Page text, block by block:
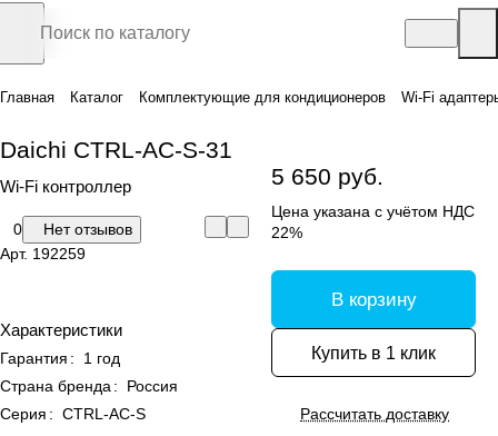
Главная Каталог Комплектующие для кондиционеров Wi-Fi
Daichi CTRL-AC-S-31
Wi-Fi контроллер
0
Нет отзывов
Арт. 192259
Характеристики
Гарантия :
1 год
Страна бренда :
Россия
Серия : CTRL-AC-S
5 650 руб.
Цена указана с учётом НДС
22%
В корзину
Купить в 1 клик
Рассчитать доставку